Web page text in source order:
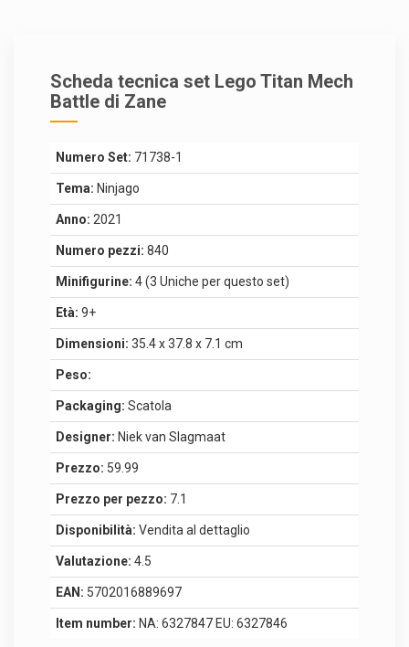
Scheda tecnica set Lego Titan Mech
Battle di Zane
Numero Set: 71738-1
Tema: Ninjago
Anno: 2021
Numero pezzi: 840
Minifigurine: 4 (3 Uniche per questo set)
Età: 9+
Dimensioni: 35.4 x 37.8 x 7.1 cm
Peso:
Packaging: Scatola
Designer: Niek van Slagmaat
Prezzo: 59.99
Prezzo per pezzo: 7.1
Disponibilità: Vendita al dettaglio
Valutazione: 4.5
EAN: 5702016889697
Item number: NA: 6327847 EU: 6327846